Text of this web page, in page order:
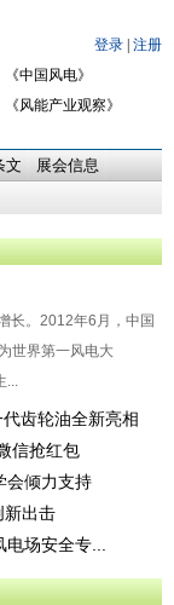
《中国风电》
《风能产业观察》
文 展会信息
长。2012年6月，中国
世界第一风电大
...
齿轮油全新亮相
信抢红包
会倾力支持
新出击
场安全专...